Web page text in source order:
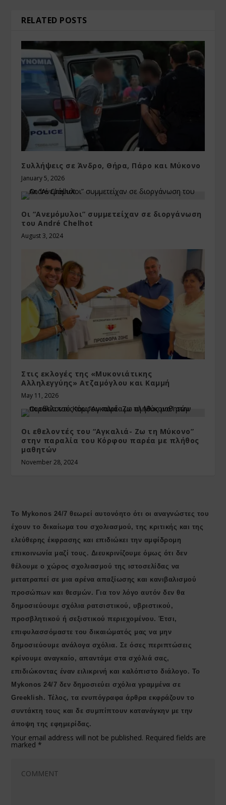
RELATED POSTS
Συλλήψεις σε Άνδρο, Θήρα, Πάρο και Μύκονο
January 5, 2026
Οι “Ανεμόμυλοι” συμμετείχαν σε διοργάνωση
του André Chelhot
August 3, 2024
Στις εκλογές της «Μυκονιάτικης
Αλληλεγγύης» Ατζαμόγλου και Καμμή
May 11, 2026
Οι εθελοντές του “Αγκαλιά- Ζω τη Μύκονο”
στην παραλία του Κόρφου παρέα με πλήθος
μαθητών
November 28, 2024
Το Mykonos 24/7 θεωρεί αυτονόητο ότι οι αναγνώστες του
έχουν το δικαίωμα του σχολιασμού, της κριτικής και της
ελεύθερης έκφρασης και επιδιώκει την αμφίδρομη
επικοινωνία μαζί τους. Διευκρινίζουμε όμως ότι δεν
θέλουμε ο χώρος σχολιασμού της ιστοσελίδας να
μετατραπεί σε μια αρένα απαξίωσης και κανιβαλισμού
προσώπων και θεσμών. Για τον λόγο αυτόν δεν θα
δημοσιεύουμε σχόλια ρατσιστικού, υβριστικού,
προσβλητικού ή σεξιστικού περιεχομένου. Έτσι,
επιφυλασσόμαστε του δικαιώματός μας να μην
δημοσιεύουμε ανάλογα σχόλια. Σε όσες περιπτώσεις
κρίνουμε αναγκαίο, απαντάμε στα σχόλιά σας,
επιδιώκοντας έναν ειλικρινή και καλόπιστο διάλογο. Το
Μykonos 24/7 δεν δημοσιεύει σχόλια γραμμένα σε
Greeklish. Τέλος, τα ενυπόγραφα άρθρα εκφράζουν το
συντάκτη τους και δε συμπίπτουν κατανάγκην με την
άποψη της εφημερίδας.
Your email address will not be published. Required fields are
marked *